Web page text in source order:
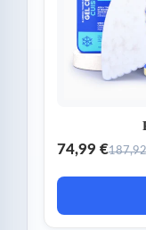
74,99 €